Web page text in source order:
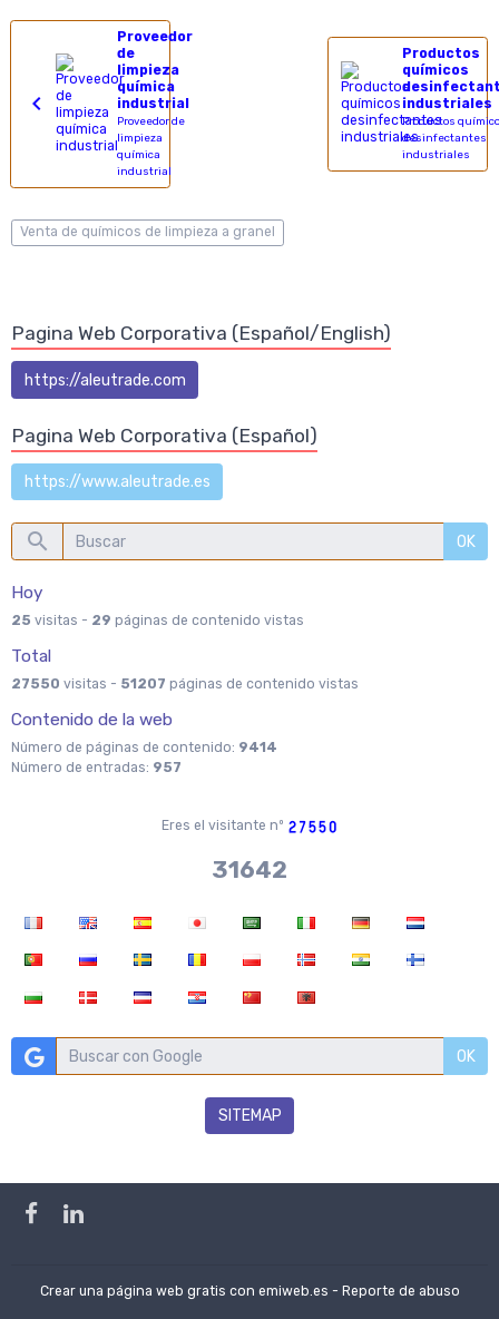
Proveedor
de
limpieza
química
industrial
Proveedor de
limpieza
química
industrial
Productos
químicos
industriales
Productos
desinfectantes
industriales
Venta de químicos de limpieza a granel
Pagina Web Corporativa (Español/English)
https://aleutrade.com
Pagina Web Corporativa (Español)
https://www.aleutrade.es
OK
Hoy
25 visitas - 29 páginas de contenido vistas
Total
27550 visitas - 51207 páginas de contenido vistas
Contenido de la web
Número de páginas de contenido: 9414
Número de entradas: 957
Eres el visitante nº
37970
OK
SITEMAP
Crear una página web gratis con emiweb.es - Reporte de abuso